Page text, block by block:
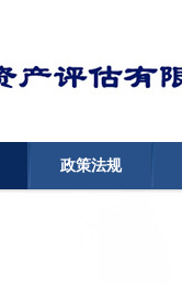
政策法规